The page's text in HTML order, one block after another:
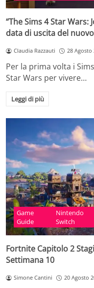
“The Sims 4 Star
data di uscita del
Claudia Razzauti 28 Agosto
Per la prima volta i
Star Wars per vivere…
Leggi di più
Game
Guide
Nintendo
Switch
Fortnite Capitolo 2
Settimana 10
Simone Cantini 20 Agosto